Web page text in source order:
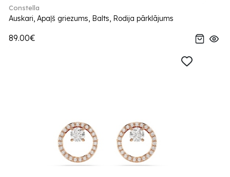
Constella
Auskari, Apaļš griezums, Balts, Rodija pārklājums
89.00€